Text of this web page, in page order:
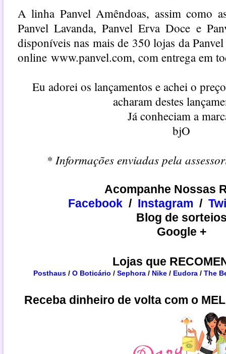
A linha Panvel Amêndoas, assim como
Panvel Lavanda, Panvel Erva Doce e
disponíveis nas mais de 350 lojas da
online www.panvel.com, com entrega em
Eu adorei os lançamentos e achei o
acharam destes
Já conheciam a
bjO
* Informações enviadas pela
Acompanhe Nossas
Facebook / Instagram /
Blog de
Google +
Lojas que
Posthaus /O Boticário / Sephora / Nike / Eudora /The
Receba dinheiro de volta com o